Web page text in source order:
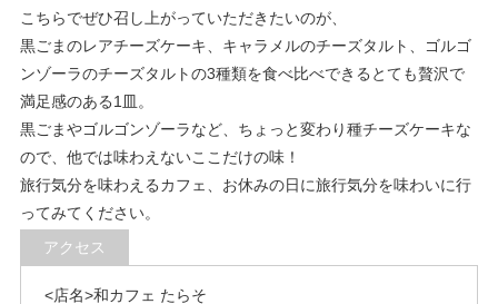
こちらでぜひ召し上がっていただきたいのが、
黒ごまのレアチーズケーキ、 キャラメルのチーズタルト、
ゴルゴ
ンゾーラのチーズタルト の3種類を食べ比べできるとても贅沢で
満足感のある1皿。
黒ごまやゴルゴンゾーラなど、ちょっと変わり種チーズケーキな
ので、他では味わえないここだけの味！
旅行気分を味わえるカフェ、お休みの日に旅行気分を味わいに行
ってみてください。
アクセス
<店名>和カフェ たらそ